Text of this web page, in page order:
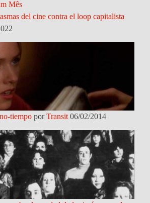
del cine contra el loop capitalista
tiempo porTransit 06/02/2014